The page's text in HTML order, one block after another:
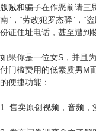
版贼和骗子在作恶前请三
南”，“劳改犯罗杰驿”，“
份证住址电话，甚至遭到
如果你是一位女S，并且
付门槛费用的低素质男M
的便捷功能：
1. 售卖原创视频，音频